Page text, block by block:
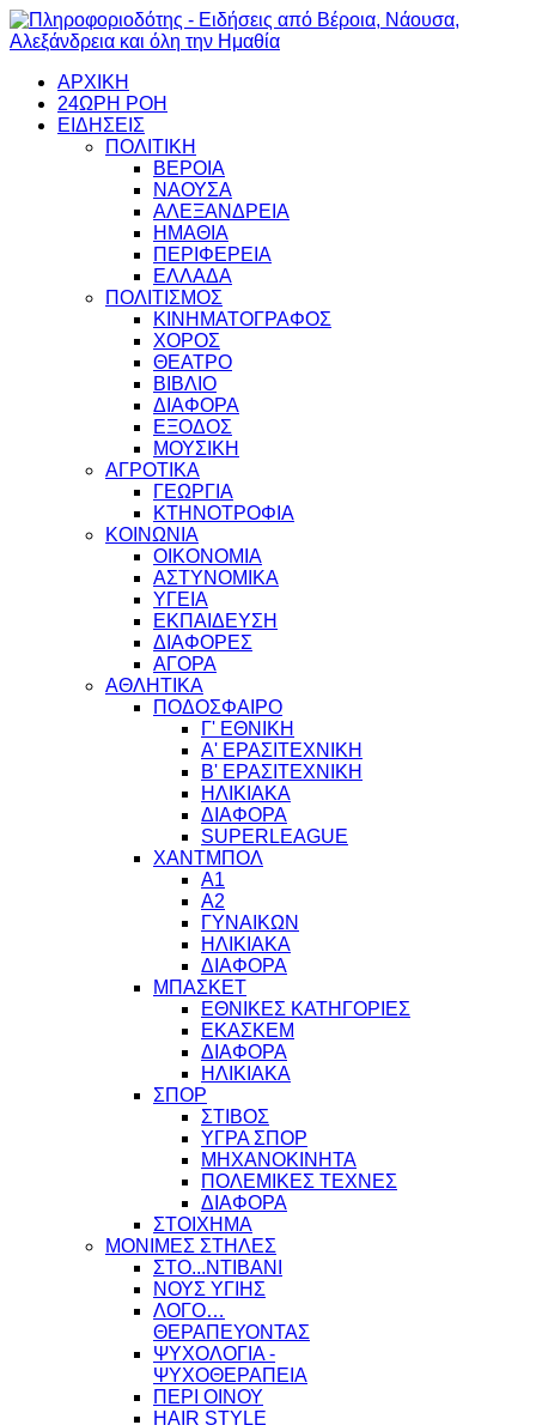
ΑΡΧΙΚΗ
24ΩΡΗ ΡΟΗ
ΕΙΔΗΣΕΙΣ
ΠΟΛΙΤΙΚΗ
ΒΕΡΟΙΑ
ΝΑΟΥΣΑ
ΑΛΕΞΑΝΔΡΕΙΑ
ΗΜΑΘΙΑ
ΠΕΡΙΦΕΡΕΙΑ
ΕΛΛΑΔΑ
ΠΟΛΙΤΙΣΜΟΣ
ΚΙΝΗΜΑΤΟΓΡΑΦΟΣ
ΧΟΡΟΣ
ΘΕΑΤΡΟ
ΒΙΒΛΙΟ
ΔΙΑΦΟΡΑ
ΕΞΟΔΟΣ
ΜΟΥΣΙΚΗ
ΑΓΡΟΤΙΚΑ
ΓΕΩΡΓΙΑ
ΚΤΗΝΟΤΡΟΦΙΑ
ΚΟΙΝΩΝΙΑ
ΟΙΚΟΝΟΜΙΑ
ΑΣΤΥΝΟΜΙΚΑ
ΥΓΕΙΑ
ΕΚΠΑΙΔΕΥΣΗ
ΔΙΑΦΟΡΕΣ
ΑΓΟΡΑ
ΑΘΛΗΤΙΚΑ
ΠΟΔΟΣΦΑΙΡΟ
Γ' ΕΘΝΙΚΗ
Α' ΕΡΑΣΙΤΕΧΝΙΚΗ
Β' ΕΡΑΣΙΤΕΧΝΙΚΗ
ΗΛΙΚΙΑΚΑ
ΔΙΑΦΟΡΑ
SUPERLEAGUE
ΧΑΝΤΜΠΟΛ
Α1
Α2
ΓΥΝΑΙΚΩΝ
ΗΛΙΚΙΑΚΑ
ΔΙΑΦΟΡΑ
ΜΠΑΣΚΕΤ
ΕΘΝΙΚΕΣ ΚΑΤΗΓΟΡΙΕΣ
ΕΚΑΣΚΕΜ
ΔΙΑΦΟΡΑ
ΗΛΙΚΙΑΚΑ
ΣΠΟΡ
ΣΤΙΒΟΣ
ΥΓΡΑ ΣΠΟΡ
ΜΗΧΑΝΟΚΙΝΗΤΑ
ΠΟΛΕΜΙΚΕΣ ΤΕΧΝΕΣ
ΔΙΑΦΟΡΑ
ΣΤΟΙΧΗΜΑ
ΜΟΝΙΜΕΣ ΣΤΗΛΕΣ
ΣΤΟ...ΝΤΙΒΑΝΙ
ΝΟΥΣ ΥΓΙΗΣ
ΛΟΓΟ…
ΘΕΡΑΠΕΥΟΝΤΑΣ
ΨΥΧΟΛΟΓΙΑ -
ΨΥΧΟΘΕΡΑΠΕΙΑ
ΠΕΡΙ ΟΙΝΟΥ
HAIR STYLE